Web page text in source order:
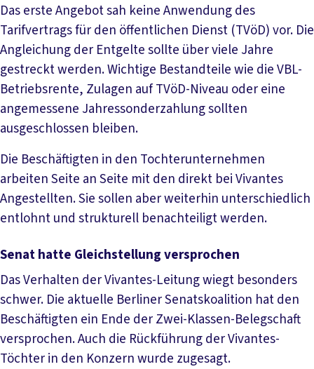
Das erste Angebot sah keine Anwendung des
Tarifvertrags für den öffentlichen Dienst (TVöD) vor. Die
Angleichung der Entgelte sollte über viele Jahre
gestreckt werden. Wichtige Bestandteile wie die VBL-
Betriebsrente, Zulagen auf TVöD-Niveau oder eine
angemessene Jahressonderzahlung sollten
ausgeschlossen bleiben.
Die Beschäftigten in den Tochterunternehmen
arbeiten Seite an Seite mit den direkt bei Vivantes
Angestellten. Sie sollen aber weiterhin unterschiedlich
entlohnt und strukturell benachteiligt werden.
Senat hatte Gleichstellung versprochen
Das Verhalten der Vivantes-Leitung wiegt besonders
schwer. Die aktuelle Berliner Senatskoalition hat den
Beschäftigten ein Ende der Zwei-Klassen-Belegschaft
versprochen. Auch die Rückführung der Vivantes-
Töchter in den Konzern wurde zugesagt.